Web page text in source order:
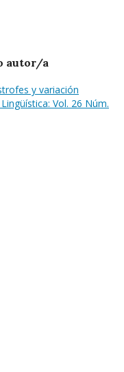
autor/a
y variación
Vol. 26 Núm.